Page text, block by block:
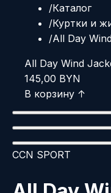
/Каталог
/Куртки и
/All Day
All Day Wind
145,00 BYN
В корзину ↑
CCN SPORT